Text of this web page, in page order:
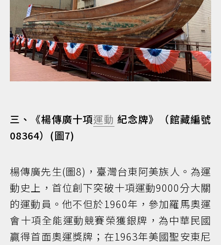
三、《楊傳廣十項運動 紀念牌》（館藏編號
08364）(圖7)
楊傳廣先生(圖8)，臺灣台東阿美族人。為運
動史上，首位創下突破十項運動9000分大關
的運動員。他不但於1960年，參加羅馬奧運
會十項全能運動競賽榮獲銀牌，為中華民國
贏得首面奧運獎牌；在1963年美國聖安東尼